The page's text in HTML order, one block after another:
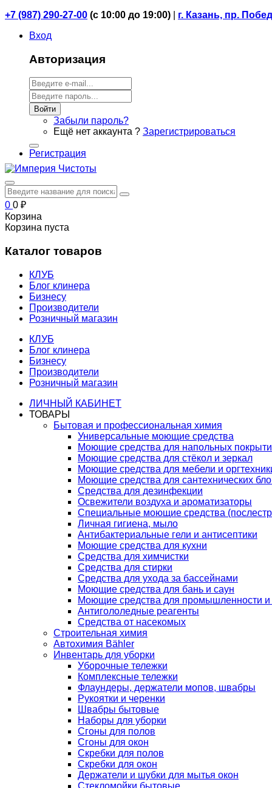
+7 (987) 290-27-00 (с 10:00 до 19:00)
г. Казань, пр.
Вход
Авторизация
Войти
Забыли пароль?
Ещё нет аккаунта ? Зарегистрироваться
Регистрация
0 0 ₽
Корзина
Корзина пуста
Каталог товаров
КЛУБ
Блог клинера
Бизнесу
Производители
Розничный магазин
КЛУБ
Блог клинера
Бизнесу
Производители
Розничный магазин
ЛИЧНЫЙ КАБИНЕТ
ТОВАРЫ
Бытовая и профессиональная химия
Универсальные моющие средства
Моющие средства для напольных
Моющие средства для стёкол и зеркал
Моющие средства для мебели и
Моющие средства для сантехнических
Средства для дезинфекции
Освежители воздуха и ароматизаторы
Специальные моющие средства
Личная гигиена, мыло
Антибактериальные гели и антисептики
Моющие средства для кухни
Средства для химчистки
Средства для стирки
Средства для ухода за бассейнами
Моющие средства для бань и саун
Моющие средства для промышленности и
Антигололедные реагенты
Средства от насекомых
Строительная химия
Автохимия Bähler
Инвентарь для уборки
Уборочные тележки
Комплексные тележки
Флаундеры, держатели мопов, швабры
Рукоятки и черенки
Швабры бытовые
Наборы для уборки
Сгоны для полов
Сгоны для окон
Скребки для полов
Скребки для окон
Держатели и шубки для мытья окон
Стекломойки бытовые